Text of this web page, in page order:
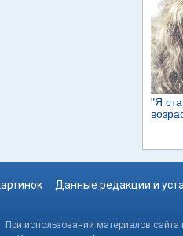
Данные редакции и
использовании материалов сайта